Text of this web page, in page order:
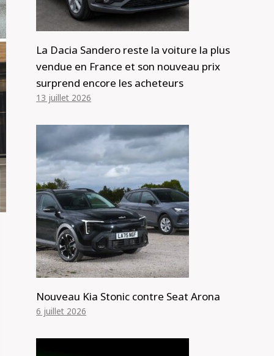
La Dacia Sandero reste la voiture la plus
vendue en France et son nouveau prix
surprend encore les acheteurs
13 juillet 2026
Nouveau Kia Stonic contre Seat Arona
6 juillet 2026